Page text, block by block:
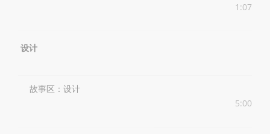
1:07
设计
故事区：设计
5:00